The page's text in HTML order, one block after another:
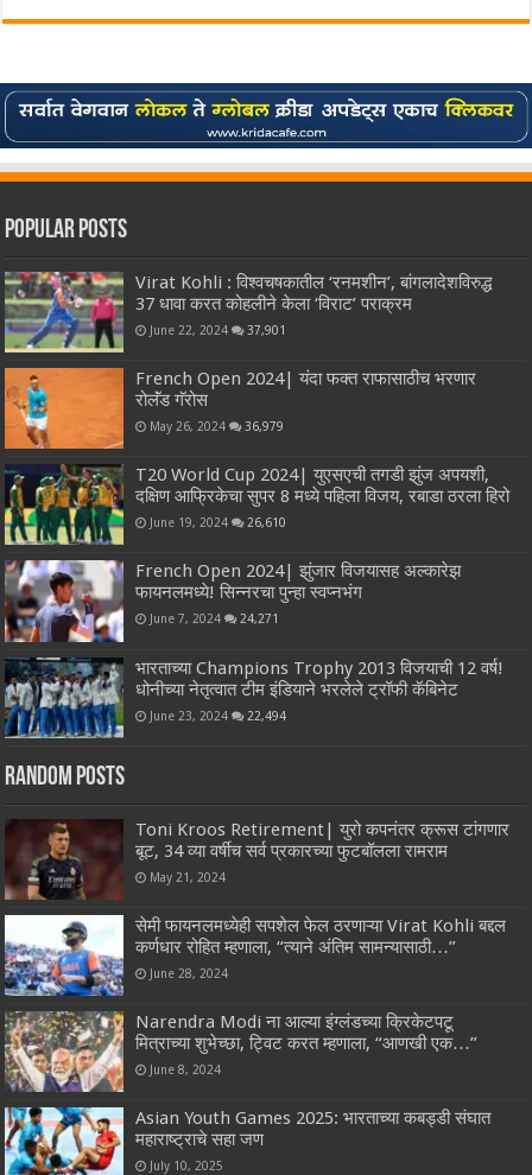
Popular Posts
Virat Kohli : विश्वचषकातील ‘रनमशीन’, बांगलादेशविरुद्ध
37 धावा करत कोहलीने केला ‘विराट’ पराक्रम
June 22, 2024 37,901
French Open 2024| यंदा फक्त राफासाठीच भरणार
रोलॅंड गॅरोस
May 26, 2024 36,979
T20 World Cup 2024| युएसएची तगडी झुंज अपयशी,
दक्षिण आफ्रिकेचा सुपर 8 मध्ये पहिला विजय, रबाडा ठरला हिरो
June 19, 2024 26,610
French Open 2024| झुंजार विजयासह अल्कारेझ
फायनलमध्ये! सिन्नरचा पुन्हा स्वप्नभंग
June 7, 2024 24,271
भारताच्या Champions Trophy 2013 विजयाची 12 वर्ष!
धोनीच्या नेतृत्वात टीम इंडियाने भरलेले ट्रॉफी कॅबिनेट
June 23, 2024 22,494
Random Posts
Toni Kroos Retirement| युरो कपनंतर क्रूस टांगणार
बूट, 34 व्या वर्षीच सर्व प्रकारच्या फुटबॉलला रामराम
May 21, 2024
सेमी फायनलमध्येही सपशेल फेल ठरणाऱ्या Virat Kohli बद्दल
कर्णधार रोहित म्हणाला, “त्याने अंतिम सामन्यासाठी…”
June 28, 2024
Narendra Modi ना आल्या इंग्लंडच्या क्रिकेटपटू
मित्राच्या शुभेच्छा, ट्विट करत म्हणाला, “आणखी एक…”
June 8, 2024
Asian Youth Games 2025: भारताच्या कबड्डी संघात
महाराष्ट्राचे सहा जण
July 10, 2025